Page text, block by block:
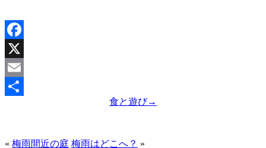
Facebook
X
Email
食と遊び→
« 梅雨間近の庭 梅雨はどこへ？ »